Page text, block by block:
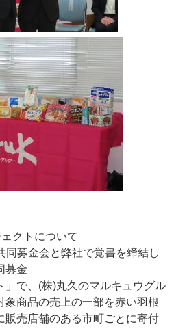
クトについて
募金会と弊社で覚書を締結し
募金
」で、(株)丸久のマルキュウグル
象商品の売上の一部を赤い羽根
販売店舗のある市町ごとに寄付